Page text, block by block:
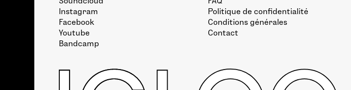
Instagram
Facebook
Youtube
Bandcamp
Politique de confidentialité
Conditions générales
Contact